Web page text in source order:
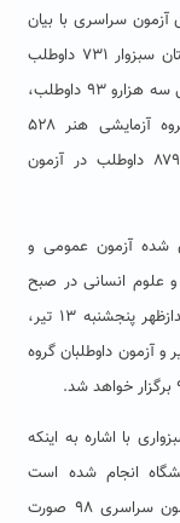
آزمون سراسری با بیان
اینکه تعداد داوطلبان گروه آزمایشی ریاضی در شهرستان سبزوار ۷۳۱ داوطلب
است، افزود: در آزمون امسال در گروه آزمایشی تجربی سه هزارو ۹۳ داوطلب،
گروه آزمایشی علوم انسانی هزارو ۹۹ داوطلب، گروه آزمایشی هنر ۵۲۸
داوطلب و در گروه آزمایشی زبان‌های خارجی هم ۸۷۹ داوطلب در آزمون
شده آزمون عمومی و
علوم انسانی در صبح
پنجشنبه ۱۳ تیرماه، آزمون داوطلبان گروه هنر در بعدازظهر پنجشنبه ۱۳ تیر،
داوطلبان گروه علوم تجربی در صبح جمعه ۱۴ تیر و آزمون داوطلبان گروه
با اشاره به اینکه
انجام شده است
خاطرنشان کرد: کلیه تمهیدات لازم برای برگزاری آزمون سراسری ۹۸ صورت